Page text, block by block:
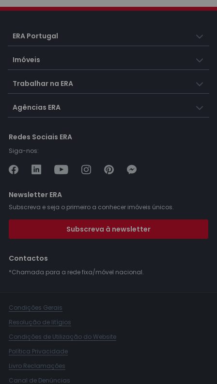
ERA Portugal
Imóveis
Trabalhar na ERA
Agências ERA
Redes Sociais ERA
Siga-nos:
Newsletter ERA
Subscreva e seja o primeiro a conhecer imóveis únicos.
Subscreva à newsletter
Contactos
*Chamada para a rede fixa/móvel nacional.
Condições Gerais
Resolução de litígios
Condições de Utilização do Website
Política Privacidade
Livro Reclamações
Canal de Denúncias